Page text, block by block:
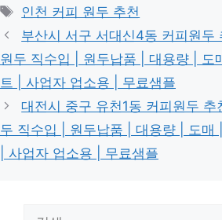
테
리
태
그
인천 커피 원두 추천
부산시 서구 서대신4동 커피원두
원두 직수입 | 원두납품 | 대용량 | 도
트 | 사업자 업소용 | 무료샘플
대전시 중구 유천1동 커피원두
두 직수입 | 원두납품 | 대용량 | 도매
| 사업자 업소용 | 무료샘플